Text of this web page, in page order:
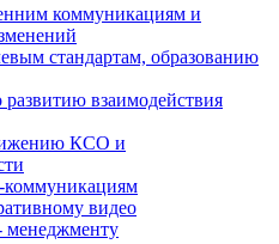
коммуникациям и
стандартам, образованию
взаимодействия
КСО и
видео
менеджменту